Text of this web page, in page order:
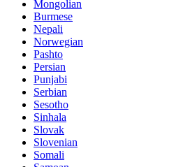
Mongolian
Burmese
Nepali
Norwegian
Pashto
Persian
Punjabi
Serbian
Sesotho
Sinhala
Slovak
Slovenian
Somali